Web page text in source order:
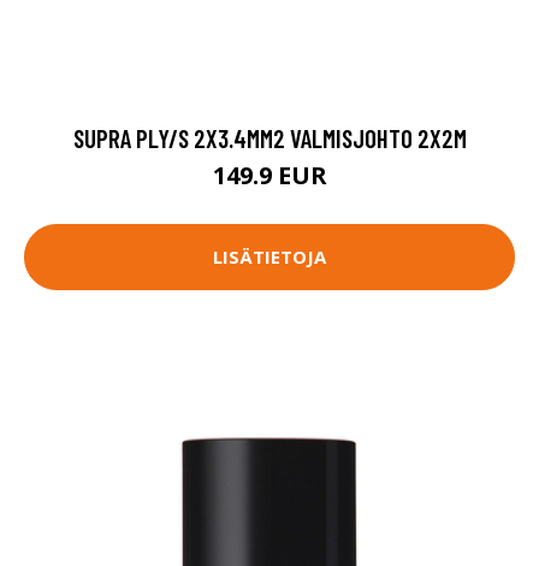
SUPRA PLY/S 2X3.4MM2 VALMISJOHTO 2X2M
149.9 EUR
LISÄTIETOJA